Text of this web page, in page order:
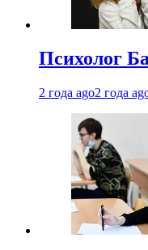
Психолог
2 года ago2 года